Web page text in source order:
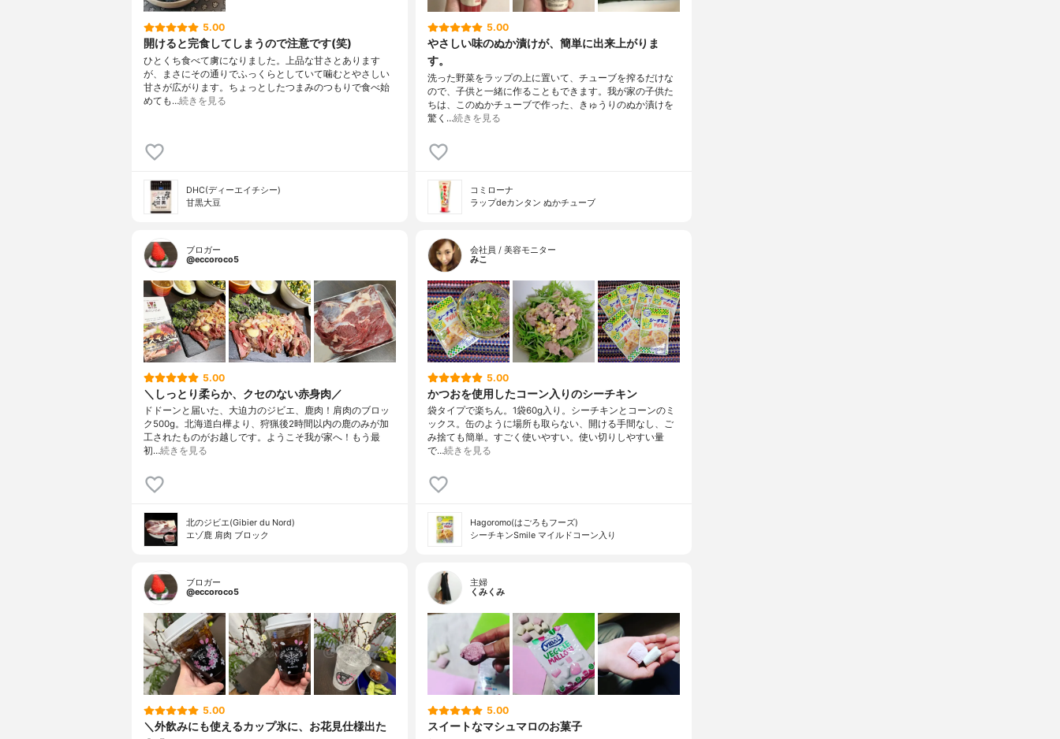
5.00
開けると完食してしまうので注意です(笑)
ひとくち食べて虜になりました。上品な甘さとあります
が、まさにその通りでふっくらとしていて噛むとやさしい
甘さが広がります。ちょっとしたつまみのつもりで食べ始
めても…続きを見る
DHC(ディーエイチシー)
甘黒大豆
5.00
やさしい味のぬか漬けが、簡単に出来上がりま
す。
洗った野菜をラップの上に置いて、チューブを搾るだけな
ので、子供と一緒に作ることもできます。我が家の子供た
ちは、このぬかチューブで作った、きゅうりのぬか漬けを
驚く…続きを見る
コミローナ
ラップdeカンタン ぬかチューブ
ブロガー
@eccoroco5
5.00
＼しっとり柔らか、クセのない赤身肉／
ドドーンと届いた、大迫力のジビエ、鹿肉！肩肉のブロッ
ク500g。北海道白樺より、狩猟後2時間以内の鹿のみが加
工されたものがお越しです。ようこそ我が家へ！もう最
初…続きを見る
北のジビエ(Gibier du Nord)
エゾ鹿 肩肉 ブロック
会社員 / 美容モニター
みこ
5.00
かつおを使用したコーン入りのシーチキン
袋タイプで楽ちん。1袋60g入り。シーチキンとコーンのミ
ックス。缶のように場所も取らない、開ける手間なし、ご
み捨ても簡単。すごく使いやすい。使い切りしやすい量
で…続きを見る
Hagoromo(はごろもフーズ)
シーチキンSmile マイルドコーン入り
ブロガー
@eccoroco5
5.00
＼外飲みにも使えるカップ氷に、お花見仕様出た
主婦
くみくみ
5.00
スイートなマシュマロのお菓子